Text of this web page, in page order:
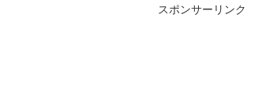
スポンサーリンク